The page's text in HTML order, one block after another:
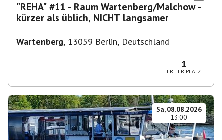
"REHA" #11 - Raum Wartenberg/Malchow -
kürzer als üblich, NICHT langsamer
Wartenberg, 13059 Berlin, Deutschland
1
FREIER PLATZ
Sa, 08.08.2026
13:00